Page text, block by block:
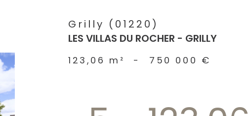
Grilly (01220)
LES VILLAS DU ROCHER - GRILLY
123,06 m² - 750 000 €